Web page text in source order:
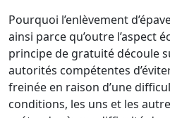
Pourquoi l’enlèvement
ainsi parce qu’outre l’aspect
principe de gratuité découle
autorités compétentes
freinée en raison d’une
conditions, les uns et les